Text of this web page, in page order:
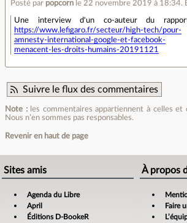
Posté par popcorn le 22 novembre 2019 à 18:34.
Une interview d'un co-auteur du
https://www.lefigaro.fr/secteur/high-tech/pour-
amnesty-international-google-et-facebook-
menacent-les-droits-humains-20191121
Suivre le flux des commentaires
Note :les commentaires appartiennent à celles et
Nous n’en sommes pas responsables.
Revenir en haut de page
Sites amis
Agenda du Libre
April
Éditions D-BookeR
À propos
Faire